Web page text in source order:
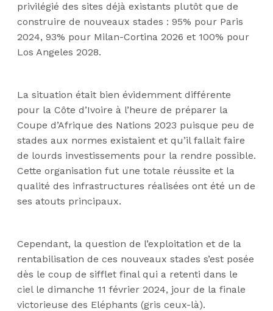
privilégié des sites déjà existants plutôt que de
construire de nouveaux stades : 95% pour Paris
2024, 93% pour Milan-Cortina 2026 et 100% pour
Los Angeles 2028.
La situation était bien évidemment différente
pour la Côte d’Ivoire à l’heure de préparer la
Coupe d’Afrique des Nations 2023 puisque peu de
stades aux normes existaient et qu’il fallait faire
de lourds investissements pour la rendre possible.
Cette organisation fut une totale réussite et la
qualité des infrastructures réalisées ont été un de
ses atouts principaux.
Cependant, la question de l’exploitation et de la
rentabilisation de ces nouveaux stades s’est posée
dès le coup de sifflet final qui a retenti dans le
ciel le dimanche 11 février 2024, jour de la finale
victorieuse des Eléphants (gris ceux-là).